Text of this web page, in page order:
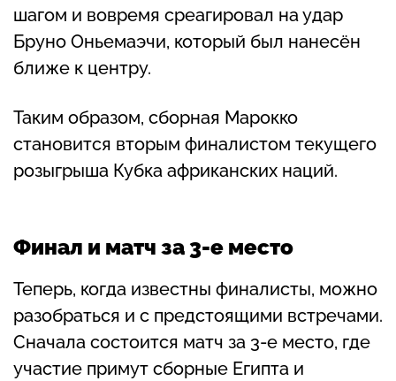
шагом и вовремя среагировал на удар
Бруно Оньемаэчи, который был нанесён
ближе к центру.
Таким образом, сборная Марокко
становится вторым финалистом текущего
розыгрыша Кубка африканских наций.
Финал и матч за 3-е место
Теперь, когда известны финалисты, можно
разобраться и с предстоящими встречами.
Сначала состоится матч за 3-е место, где
участие примут сборные Египта и